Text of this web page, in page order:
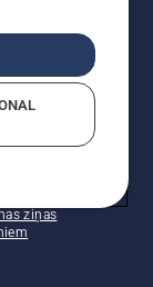
Visas
ziņas